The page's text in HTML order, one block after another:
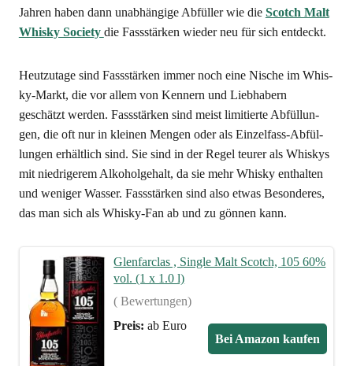
Jah­ren haben dann unab­hän­gi­ge Abfül­ler wie die Scotch Malt
Whis­ky Socie­ty die Fass­stär­ken wie­der neu für sich entdeckt.
Heut­zu­ta­ge sind Fass­stär­ken immer noch eine Nische im Whis­
ky-Markt, die vor allem von Ken­nern und Lieb­ha­bern
geschätzt wer­den. Fass­stär­ken sind meist limi­tier­te Abfül­lun­
gen, die oft nur in klei­nen Men­gen oder als Ein­zel­fass-Abfül­
lun­gen erhält­lich sind. Sie sind in der Regel teu­rer als Whis­kys
mit nied­ri­ge­rem Alko­hol­ge­halt, da sie mehr Whis­ky ent­hal­ten
und weni­ger Was­ser. Fass­stär­ken sind also etwas Beson­de­res,
das man sich als Whis­ky-Fan ab und zu gön­nen kann.
Glen­far­clas , Sin­gle Malt Scotch, 105 60%
vol. (1 x 1.0 l)
( Bewertungen)
Preis: ab Euro
Bei Ama­zon kaufen